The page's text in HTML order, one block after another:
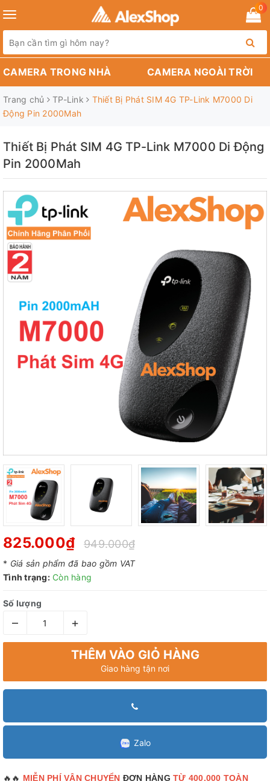
Toggle
navigation
0
CAMERA TRONG NHÀ CAMERA NGOÀI TRỜI
Trang chủ TP-Link
Thiết Bị Phát SIM 4G TP-Link M7000 Di
Động Pin 2000Mah
Thiết Bị Phát SIM 4G TP-Link M7000 Di Động
Pin 2000Mah
825.000₫ 949.000₫
* Giá sản phẩm đã bao gồm VAT
Tình trạng: Còn hàng
Số lượng
– +
THÊM VÀO GIỎ HÀNG
Giao hàng tận nơi
Zalo
🔥🔥 MIỄN PHÍ VẬN CHUYỂN ĐƠN HÀNG TỪ 400.000 TOÀN